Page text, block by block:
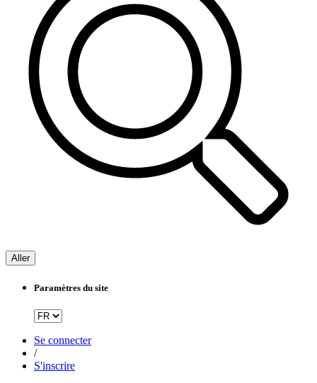
Aller
Paramètres du site
Se connecter
/
S'inscrire